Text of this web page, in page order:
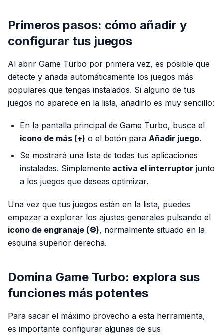
Primeros pasos: cómo añadir y
configurar tus juegos
Al abrir Game Turbo por primera vez, es posible que
detecte y añada automáticamente los juegos más
populares que tengas instalados. Si alguno de tus
juegos no aparece en la lista, añadirlo es muy sencillo:
En la pantalla principal de Game Turbo, busca el
icono de más (+) o el botón para Añadir juego.
Se mostrará una lista de todas tus aplicaciones
instaladas. Simplemente activa el interruptor junto
a los juegos que deseas optimizar.
Una vez que tus juegos están en la lista, puedes
empezar a explorar los ajustes generales pulsando el
icono de engranaje (⚙️), normalmente situado en la
esquina superior derecha.
Domina Game Turbo: explora sus
funciones más potentes
Para sacar el máximo provecho a esta herramienta,
es importante configurar algunas de sus